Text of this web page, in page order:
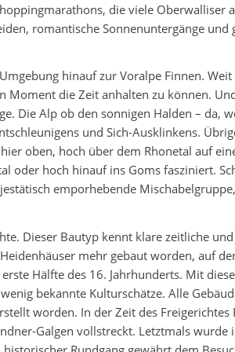
die viele Oberwalliser
romantische Sonnenuntergänge und
hinauf zur Voralpe Finnen.
die Zeit anhalten zu können.
Die Alp ob den sonnigen Halden – da,
und Sich-Ausklinkens.
oben, hoch über dem Rhonetal auf
oder hoch hinauf ins Goms fasziniert.
emporhebende
Dieser Bautyp kennt klare zeitliche
mehr gebaut worden, auf
Hälfte des 16. Jahrhunderts. Mit
bekannte Kulturschätze. Alle
worden. In der Zeit des Freigerichtes
Galgen vollstreckt. Letztmals wurde